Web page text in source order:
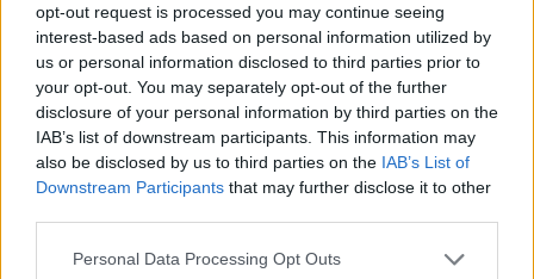
opt-out request is processed you may continue seeing
interest-based ads based on personal information utilized by
us or personal information disclosed to third parties prior to
your opt-out. You may separately opt-out of the further
disclosure of your personal information by third parties on the
IAB’s list of downstream participants. This information may
also be disclosed by us to third parties on the IAB’s List of
Downstream Participants that may further disclose it to other
Please note that this website/app uses one or more Google
Personal Data Processing Opt Outs
versione rimasterizzata dell’originale uscito su PSP
nel2007. Il remake presenta grafica aggiornata,
dialoghi doppiati e un sistema di combattimento
rivisto che ricorda le soluzioni moderne adottate in
altri titoli del franchise, rendendolo accessibile sia
ai veterani sia ai nuovi giocatori.